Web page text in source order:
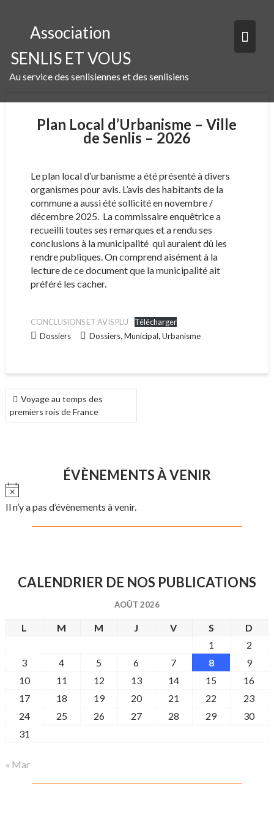
contentAssociation
SENLIS ET VOUS
Au service des senlisiennes et des senlisiens
Plan Local d’Urbanisme – Ville
de Senlis – 2026
Le plan local d’urbanisme a été présenté à divers
organismes pour avis. L’avis des habitants de la
commune a aussi été sollicité en novembre /
décembre 2025. La commissaire enquêtrice a
recueilli toutes ses remarques et a rendu ses
conclusions à la municipalité qui auraient dû les
rendre publiques. On comprend aisément à la
lecture de ce document que la municipalité ait
préféré les cacher.
CONCLUSIONS ET AVIS PLU
Télécharger
Dossiers
Dossiers,Municipal,Urbanisme
NAVIGATION
DE
L’ARTICLE
Voyage au temps des
premiers rois de France
ÉVÈNEMENTS À VENIR
N
o
t
Il n’y a pas d’évènements à venir.
CALENDRIER DE NOS PUBLICATIONS
AOÛT 2026
L M M J V S
D
1
2
3
4 5 6 7 8
9
10
11 12 13 14 15
16
17
18 19 20 21 22
23
24
25 26 27 28 29
30
31
« Mar